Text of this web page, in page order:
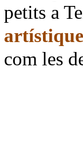
petits a
com les